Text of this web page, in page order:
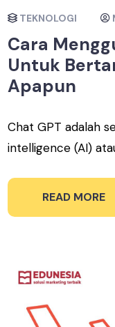
TEKNOLOGI
Cara
Untuk
Apapun
Chat GPT adalah
intelligence (AI)
READ MORE